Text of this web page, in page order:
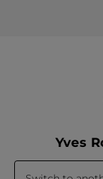
Yves